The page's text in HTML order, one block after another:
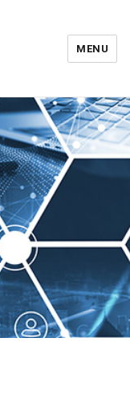
Hubert
MENU